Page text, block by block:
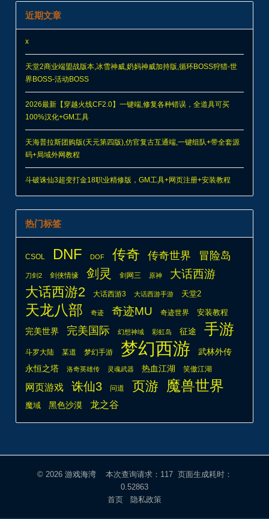
近期文章
x
天堂2商业端盟战版本,冰雪神威,奶妈神威加持版,循环BOSS狩猎-世
界BOSS-活动BOSS
2026最新【穿越火线CF2.0】一键端,修复各种错误，全道具可买
100%汉化+GM工具
天海普拉斯团购版(天元第四版),仿官复古互通端,一键组队+带全套源
码+局域外网教程
斗破诛仙3超变打金18职业精修版，GM工具+网页注册+安装教程
热门标签
CSOL DNF DOF 传奇 传奇世界 冒险岛
刀剑2 剑侠情缘 剑灵 剑网三 原神 大话西游
大话西游2 大话西游3 大话西游手游 天堂2
天龙八部 奇迹 奇迹MU 奇迹世界 安装教程
完美世界 完美国际 幻想神域 彩虹岛 征途 手游
斗罗大陆 某道 梦幻手游 梦幻西游
武林外传
永恒之塔
洛奇英雄传 灵魂武器 热血江湖 笑傲江湖
网页游戏 诛仙3 问道 页游 魔兽世界
魔域 黑色沙漠 龙之谷
© 2026 游戏海湾本次查询请求：117 页面生成耗时：
0.52863
首页
隐私政策